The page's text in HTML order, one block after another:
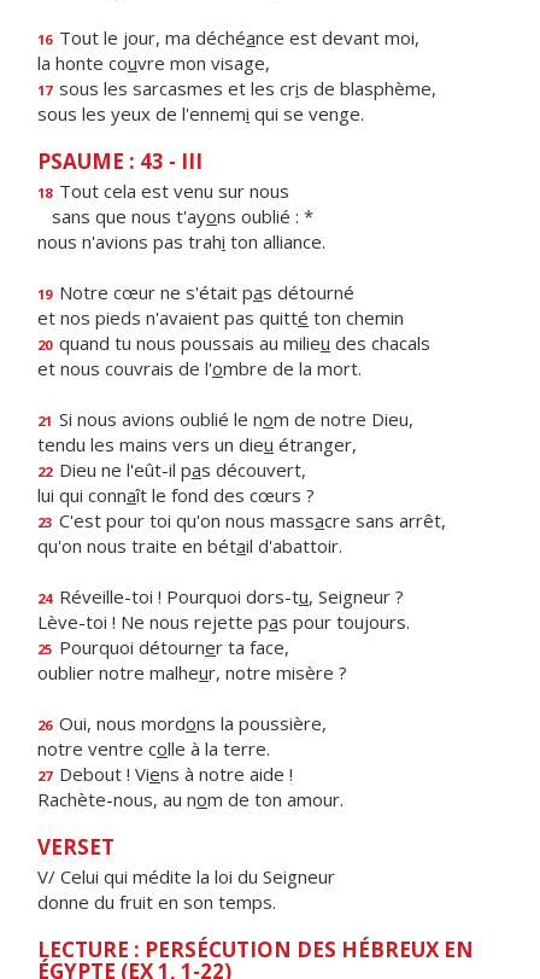
16 Tout le jour, ma déchéance est devant moi,
la honte couvre mon visage,
17 sous les sarcasmes et les cris de blasphème,
sous les yeux de l'ennemi qui se venge.
PSAUME : 43 - III
18 Tout cela est venu sur nous
sans que nous t'ayons oublié : *
nous n'avions pas trahi ton alliance.
19 Notre cœur ne s'était pas détourné
et nos pieds n'avaient pas quitté ton chemin
20 quand tu nous poussais au milieu des chacals
et nous couvrais de l'ombre de la mort.
21 Si nous avions oublié le nom de notre Dieu,
tendu les mains vers un dieu étranger,
22 Dieu ne l'eût-il pas découvert,
lui qui connaît le fond des cœurs ?
23 C'est pour toi qu'on nous massacre sans arrêt,
qu'on nous traite en bétail d'abattoir.
24 Réveille-toi ! Pourquoi dors-tu, Seigneur ?
Lève-toi ! Ne nous rejette pas pour toujours.
25 Pourquoi détourner ta face,
oublier notre malheur, notre misère ?
26 Oui, nous mordons la poussière,
notre ventre colle à la terre.
27 Debout ! Viens à notre aide !
Rachète-nous, au nom de ton amour.
VERSET
V/ Celui qui médite la loi du Seigneur
donne du fruit en son temps.
LECTURE : PERSÉCUTION DES HÉBREUX EN
ÉGYPTE (EX 1, 1-22)